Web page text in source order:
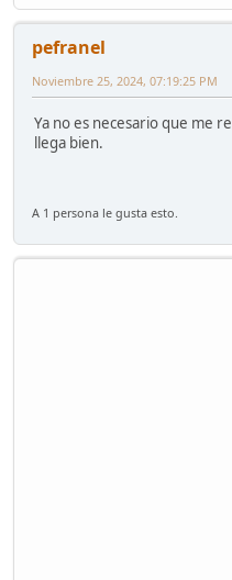
pefranel
Noviembre 25, 2024, 07:19:25 PM
Ya no es necesario que me
llega bien.
A 1 persona le gusta esto.